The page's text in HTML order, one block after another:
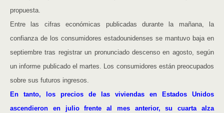
propuesta.
Entre las cifras económicas publicadas durante la mañana, la
confianza de los consumidores estadounidenses se mantuvo baja en
septiembre tras registrar un pronunciado descenso en agosto, según
un informe publicado el martes. Los consumidores están preocupados
sobre sus futuros ingresos.
En tanto, los precios de las viviendas en Estados Unidos
ascendieron en julio frente al mes anterior, su cuarta alza